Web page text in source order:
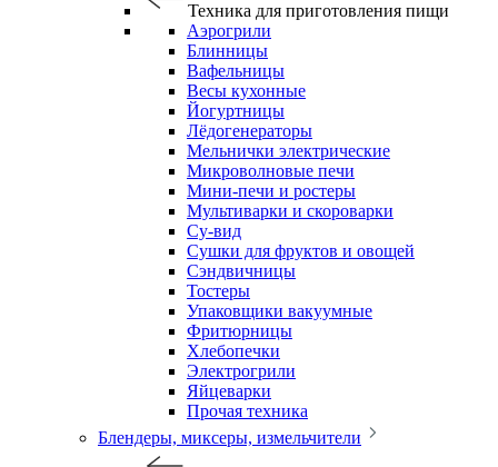
Техника для приготовления пищи
Аэрогрили
Блинницы
Вафельницы
Весы кухонные
Йогуртницы
Лёдогенераторы
Мельнички электрические
Микроволновые печи
Мини-печи и ростеры
Мультиварки и скороварки
Су-вид
Сушки для фруктов и овощей
Сэндвичницы
Тостеры
Упаковщики вакуумные
Фритюрницы
Хлебопечки
Электрогрили
Яйцеварки
Прочая техника
Блендеры, миксеры, измельчители